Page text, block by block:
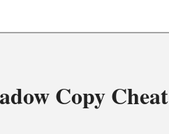
Copy Cheat